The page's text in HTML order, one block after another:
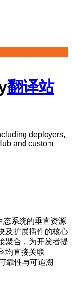
翻译站
deployers,
and custom
态系统的垂直资源
及扩展插件的核心
聚合，为开发者提
均直接关联
靠性与可追溯